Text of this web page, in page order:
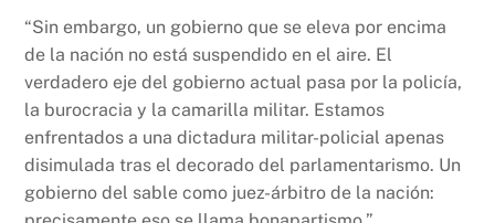
“Sin embargo, un gobierno que se eleva por encima
de la nación no está suspendido en el aire. El
verdadero eje del gobierno actual pasa por la policía,
la burocracia y la camarilla militar. Estamos
enfrentados a una dicta­dura militar-policial apenas
disimulada tras el decorado del parlamentarismo. Un
gobierno del sable como juez-árbitro de la nación: